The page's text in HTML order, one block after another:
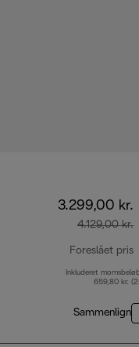
3.299,00 kr.
4.129,00 kr.
Foreslået pris
Inkluderet
659,80 kr.
Sammenlign